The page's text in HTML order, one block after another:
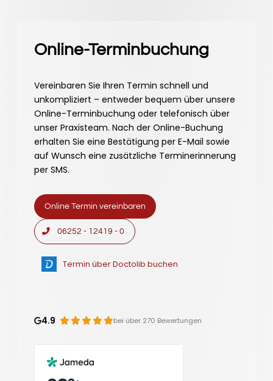
Online-Terminbuchung
Vereinbaren Sie Ihren Termin schnell und
unkompliziert – entweder bequem über unsere
Online-Terminbuchung oder telefonisch über
unser Praxisteam. Nach der Online-Buchung
erhalten Sie eine Bestätigung per E-Mail sowie
auf Wunsch eine zusätzliche Terminerinnerung
per SMS.
Online Termin vereinbaren
06252 - 12419 - 0
Termin über Doctolib buchen
4.9 bei über 270 Bewertungen